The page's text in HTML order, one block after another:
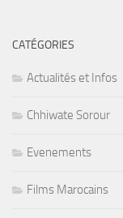
CATÉGORIES
Actualités et Infos
Chhiwate Sorour
Evenements
Films Marocains